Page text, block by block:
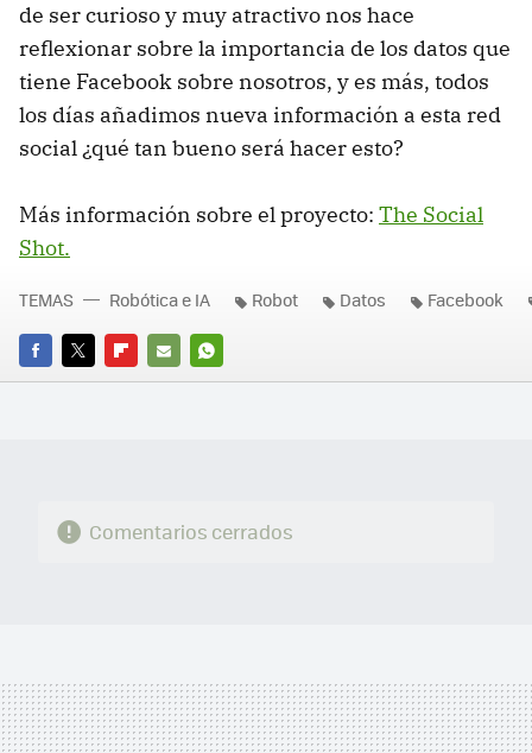
de ser curioso y muy atractivo nos hace
reflexionar sobre la importancia de los datos que
tiene Facebook sobre nosotros, y es más, todos
los días añadimos nueva información a esta red
social ¿qué tan bueno será hacer esto?
Más información sobre el proyecto: The Social
Shot.
FACEBOOK
TWITTERFLIPBOARD
E-
WHATSAPP
TEMAS Robótica e IA Robot Datos Facebook
Comentarios cerrados